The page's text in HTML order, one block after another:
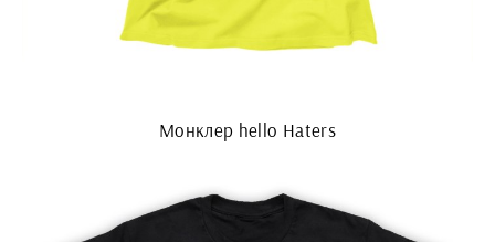
Монклер hello Haters